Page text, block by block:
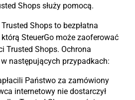
Shops służy pomocą.
Shops to bezpłatna
SteuerGo może zaoferować
Trusted Shops. Ochrona
następujących przypadkach:
Państwo za zamówiony
internetowy nie dostarczył